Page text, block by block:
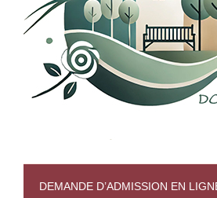
DEMANDE D’ADMISSION EN